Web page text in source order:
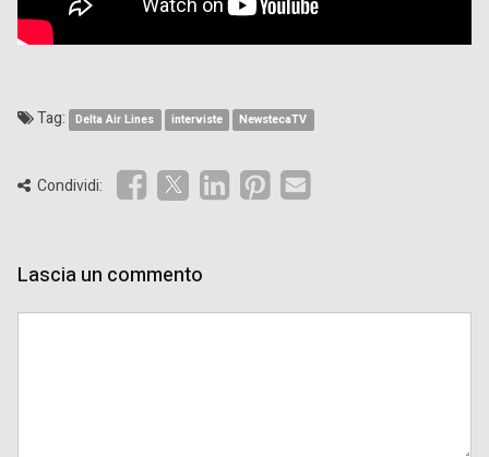
Tag: Delta Air Lines interviste NewstecaTV
Condividi:
Lascia un commento